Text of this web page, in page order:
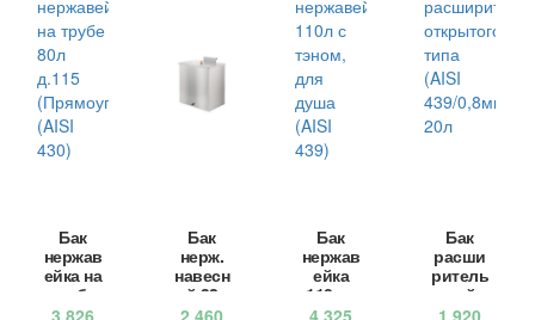
Бак
нержав
ейка на
трубе
80л
3,826
Бак
нерж.
навесн
ой 32л
(AISI
2,460
Бак
нержав
ейка
110л с
тэном,
4,325
Бак
расши
ритель
ный
открыт
1,920